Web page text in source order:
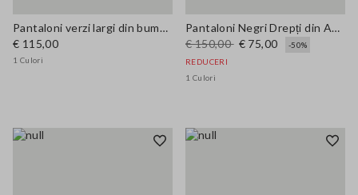
Pantaloni verzi largi din bumbac elastic
€ 115,00
1 Culori
Pantaloni Negri Drepți din Amestec de Lână Elasticizată
€ 150,00 € 75,00
-50%
REDUCERI
1 Culori